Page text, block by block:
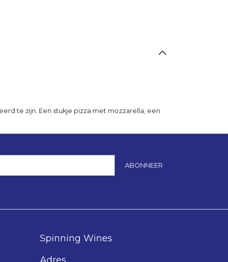
te zijn. Een stukje pizza met mozzarella, een
ABONNEER
Spinning Wines